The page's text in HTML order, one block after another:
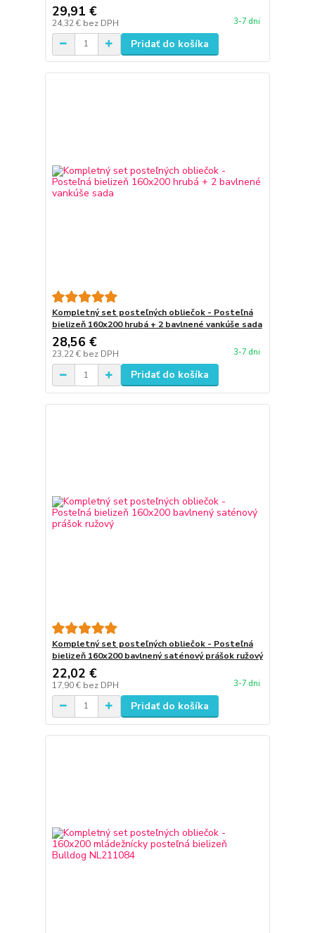
29,91 €
24,32 € bez DPH 3-7 dni
Pridať do košíka
Kompletný set posteľných obliečok - Posteľná
bielizeň 160x200 hrubá + 2 bavlnené vankúše sada
28,56 €
23,22 € bez DPH 3-7 dni
Pridať do košíka
Kompletný set posteľných obliečok - Posteľná
bielizeň 160x200 bavlnený saténový prášok ružový
22,02 €
17,90 € bez DPH 3-7 dni
Pridať do košíka